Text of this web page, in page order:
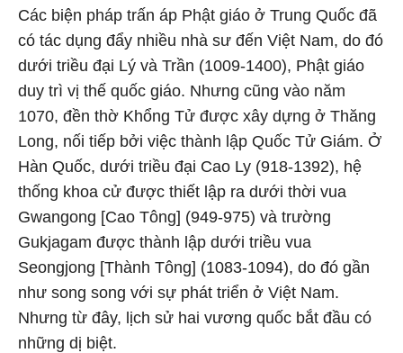
Các biện pháp trấn áp Phật giáo ở Trung Quốc đã
có tác dụng đẩy nhiều nhà sư đến Việt Nam, do đó
dưới triều đại Lý và Trần (1009-1400), Phật giáo
duy trì vị thế quốc giáo. Nhưng cũng vào năm
1070, đền thờ Khổng Tử được xây dựng ở Thăng
Long, nối tiếp bởi việc thành lập Quốc Tử Giám. Ở
Hàn Quốc, dưới triều đại Cao Ly (918-1392), hệ
thống khoa cử được thiết lập ra dưới thời vua
Gwangong [Cao Tông] (949-975) và trường
Gukjagam được thành lập dưới triều vua
Seongjong [Thành Tông] (1083-1094), do đó gần
như song song với sự phát triển ở Việt Nam.
Nhưng từ đây, lịch sử hai vương quốc bắt đầu có
những dị biệt.